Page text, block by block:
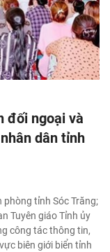
đối ngoại và
dân tỉnh
phòng tỉnh Sóc Trăng;
Tuyên giáo Tỉnh ủy
công tác thông tin,
biên giới biển tỉnh